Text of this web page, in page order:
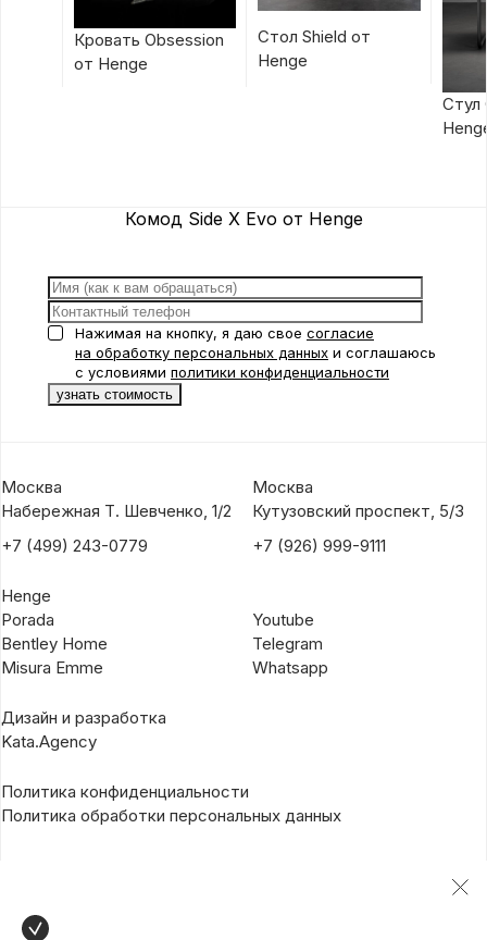
Кровать Obsession
от Henge
Стол Shield от
Henge
Стул
Комод Side X Evo от Henge
Нажимая на кнопку, я даю свое согласие
на обработку персональных данных и соглашаюсь
с условиями политики конфиденциальности
Москва
Набережная Т. Шевченко, 1/2
+7 (499) 243-0779
Москва
Кутузовский проспект, 5/3
+7 (926) 999-9111
Henge
Porada
Bentley Home
Misura Emme
Youtube
Telegram
Whatsapp
Дизайн и разработка
Kata.Agency
Политика конфиденциальности
Политика обработки персональных данных